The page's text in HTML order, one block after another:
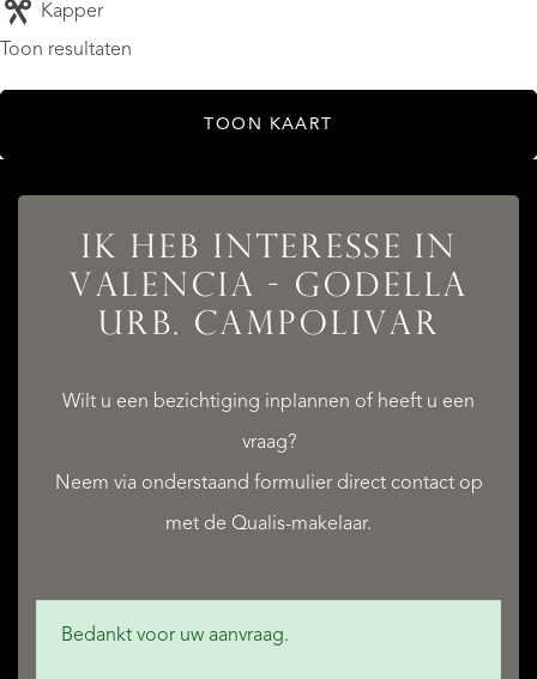
Kapper
Toon resultaten
TOON KAART
IK HEB INTERESSE IN
VALENCIA - GODELLA
URB. CAMPOLIVAR
Wilt u een bezichtiging inplannen of heeft u een
vraag?
Neem via onderstaand formulier direct contact op
met de Qualis-makelaar.
Bedankt voor uw aanvraag.